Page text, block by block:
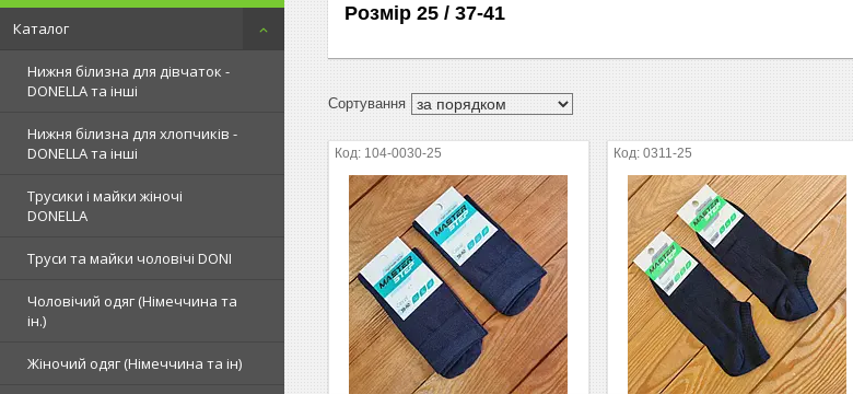
Каталог
Нижня білизна для дівчаток -
DONELLA та інші
Нижня білизна для хлопчиків -
DONELLA та інші
Трусики і майки жіночі
DONELLA
Труси та майки чоловічі DONI
Чоловічий одяг (Німеччина та
ін.)
Жіночий одяг (Німеччина та ін)
Розмір 25 / 37-41
104-0030-25 0311-25